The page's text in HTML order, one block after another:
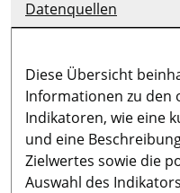
Datenquellen
Diese Übersicht
Informationen zu den
Indikatoren, wie eine
und eine
Zielwertes sowie die
Auswahl des